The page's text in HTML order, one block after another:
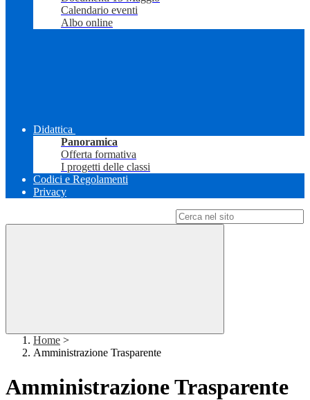
Calendario eventi
Albo online
Didattica
Panoramica
Offerta formativa
I progetti delle classi
Codici e Regolamenti
Privacy
Home >
Amministrazione Trasparente
Amministrazione Trasparente